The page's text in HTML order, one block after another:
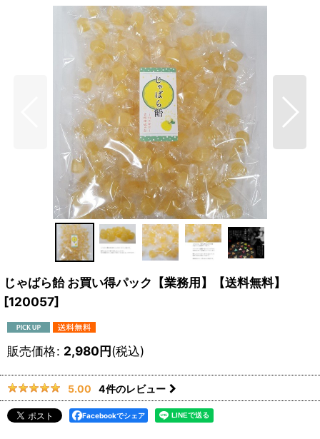
じゃばら飴 お買い得パック【業務用】【送料無料】
[120057]
販売価格: 2,980円(税込)
5.00 4件のレビュー
Facebookでシェア